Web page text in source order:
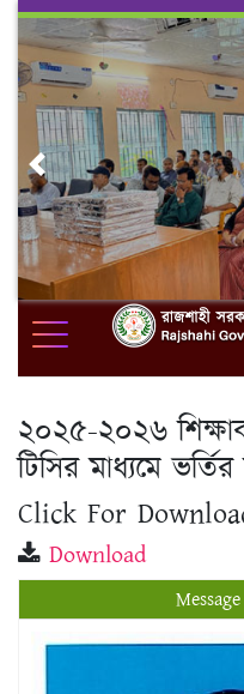
Skip
content
Previous
২০২৫-২০২৬
টিসির মাধ্যমে ভর্তির
Click For
Download